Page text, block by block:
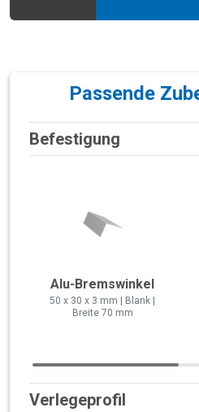
Passende
Befestigung
Alu-Bremswinkel
50 x 30 x 3 mm | Blank |
Breite 70 mm
Verlegeprofil